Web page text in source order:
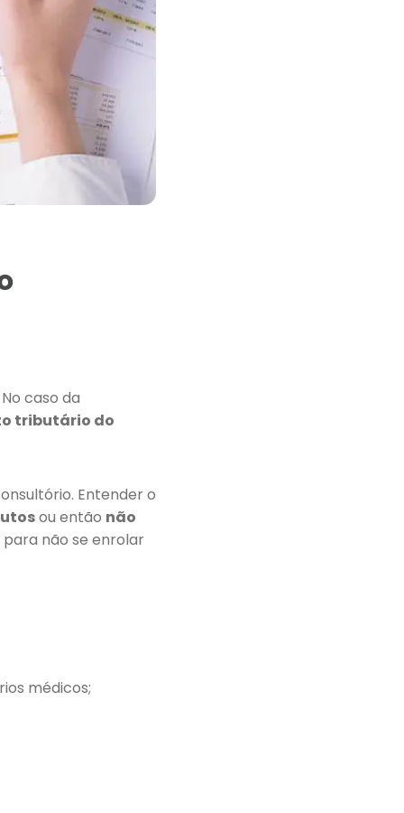
caso da
tributário do
Entender o
ou então não
não se enrolar
médicos;